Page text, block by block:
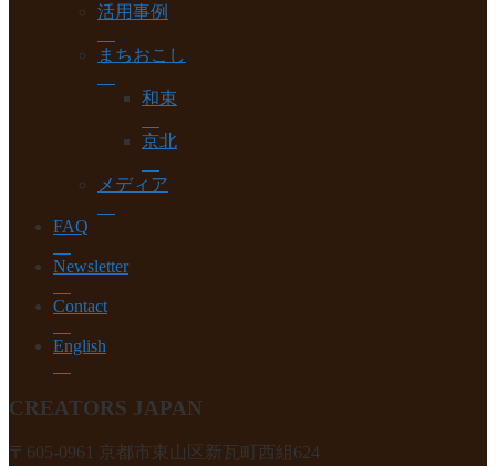
活用事例
まちおこし
和束
京北
メディア
FAQ
Newsletter
Contact
English
CREATORS JAPAN
〒605-0961 京都市東山区新瓦町西組624
メディア